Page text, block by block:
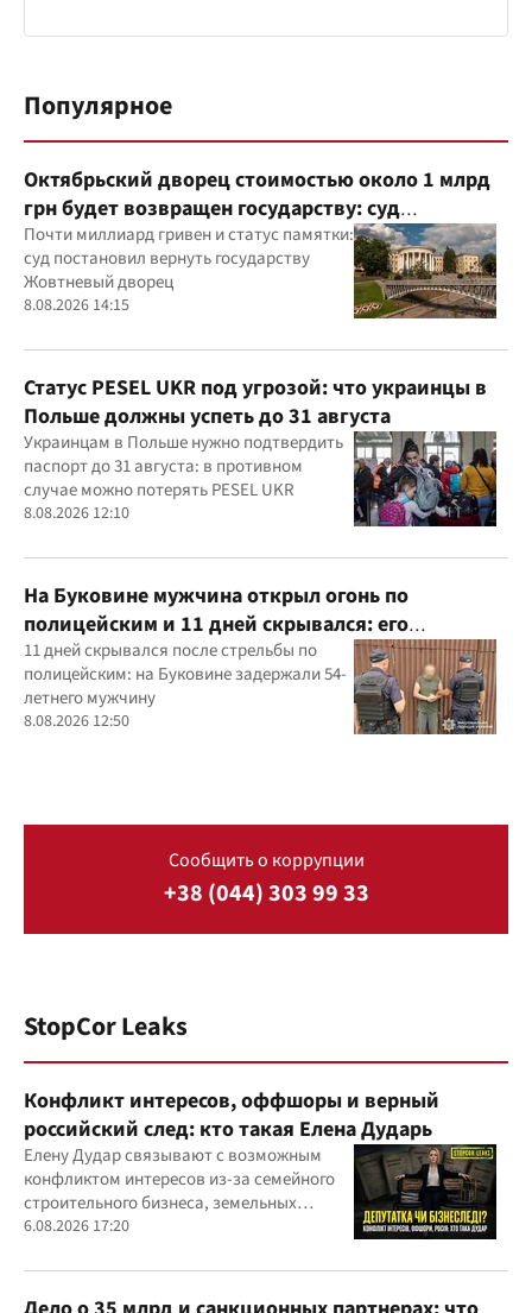
Популярное
Октябрьский дворец стоимостью около 1 млрд
грн будет возвращен государству: суд
удовлетворил иск прокуратуры
Почти миллиард гривен и статус памятки:
суд постановил вернуть государству
Жовтневый дворец
8.08.2026 14:15
Статус PESEL UKR под угрозой: что украинцы в
Польше должны успеть до 31 августа
Украинцам в Польше нужно подтвердить
паспорт до 31 августа: в противном
случае можно потерять PESEL UKR
8.08.2026 12:10
На Буковине мужчина открыл огонь по
полицейским и 11 дней скрывался: его
задержали
11 дней скрывался после стрельбы по
полицейским: на Буковине задержали 54-
летнего мужчину
8.08.2026 12:50
Сообщить о коррупции
+38 (044) 303 99 33
StopCor Leaks
Конфликт интересов, оффшоры и верный
российский след: кто такая Елена Дударь
Елену Дудар связывают с возможным
конфликтом интересов из-за семейного
строительного бизнеса, земельных
скандалов, судебных дел
6.08.2026 17:20